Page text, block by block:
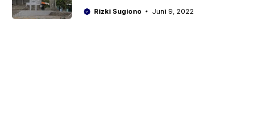
Rizki Sugiono Juni 9, 2022